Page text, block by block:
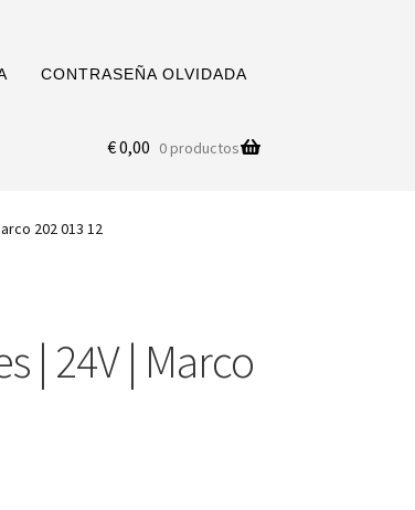
CONTRASEÑA OLVIDADA
€0,00 0 productos
202 013 12
| 24V | Marco